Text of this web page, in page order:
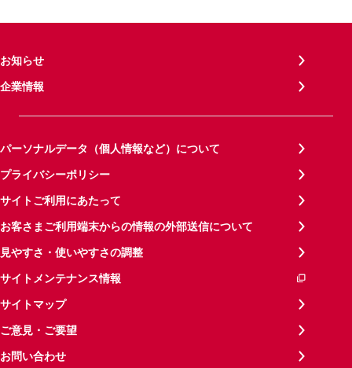
お知らせ
企業情報
パーソナルデータ（個人情報など）について
プライバシーポリシー
サイトご利用にあたって
お客さまご利用端末からの情報の外部送信について
見やすさ・使いやすさの調整
サイトメンテナンス情報
サイトマップ
ご意見・ご要望
お問い合わせ